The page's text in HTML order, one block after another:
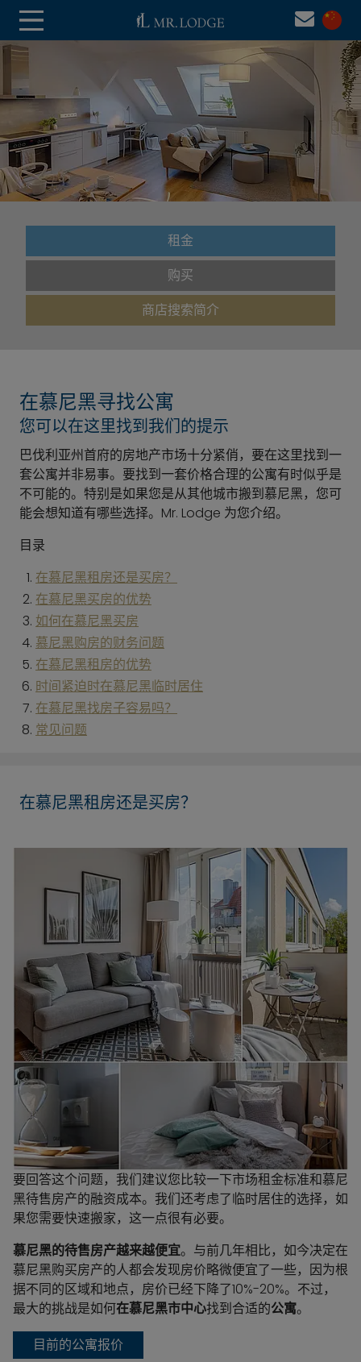
租金
购买
商店搜索简介
在慕尼黑寻找公寓
您可以在这里找到我们的提示
巴伐利亚州首府的房地产市场十分紧俏，要在这里找到一
套公寓并非易事。要找到一套价格合理的公寓有时似乎是
不可能的。特别是如果您是从其他城市搬到慕尼黑，您可
能会想知道有哪些选择。Mr. Lodge 为您介绍。
目录
在慕尼黑租房还是买房？
在慕尼黑买房的优势
如何在慕尼黑买房
慕尼黑购房的财务问题
在慕尼黑租房的优势
时间紧迫时在慕尼黑临时居住
在慕尼黑找房子容易吗？
常见问题
在慕尼黑租房还是买房？
要回答这个问题，我们建议您比较一下市场租金标准和慕尼
黑待售房产的融资成本。我们还考虑了临时居住的选择，如
果您需要快速搬家，这一点很有必要。
慕尼黑的待售房产越来越便宜。与前几年相比，如今决定在
慕尼黑购买房产的人都会发现房价略微便宜了一些，因为根
据不同的区域和地点，房价已经下降了10%-20%。不过，
最大的挑战是如何在慕尼黑市中心找到合适的公寓。
目前的公寓报价